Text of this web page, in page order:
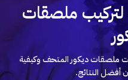
ملصقات
ملصقات ديكور المتحف وكيفية
أفضل النتائج.